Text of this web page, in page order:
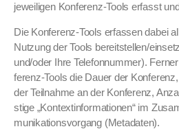
jew­eili­gen Kon­ferenz-Tools erfasst
Die Kon­ferenz-Tools erfassen dabei
Nutzung der Tools bereitstellen/
und/oder Ihre Tele­fon­num­mer).
ferenz-Tools die Dauer der
der Teil­nahme an der Kon­ferenz,
stige „Kon­tex­tin­for­ma­tio­nen“ im
mu­nika­tionsvor­gang (Meta­dat­en).